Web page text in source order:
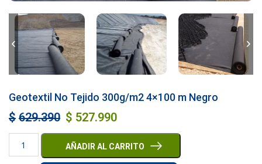
Geotextil No Tejido 300g/m2 4×100 m Negro
$ 629.390 $ 527.990
AÑADIR AL CARRITO